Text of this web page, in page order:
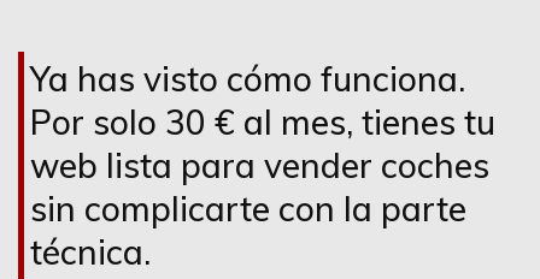
Ya has visto cómo funciona.
Por solo 30 € al mes, tienes tu
web lista para vender coches
sin complicarte con la parte
técnica.